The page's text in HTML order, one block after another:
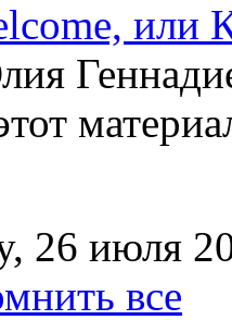
или
26 июля
все